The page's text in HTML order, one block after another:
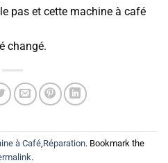
pas et cette machine à café
changé.
à Café, Réparation. Bookmark the
.